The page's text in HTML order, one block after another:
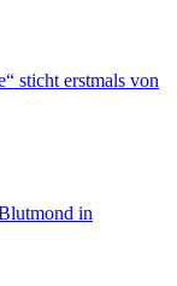
sticht erstmals von
in